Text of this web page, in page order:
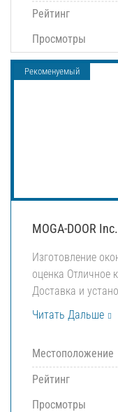
Рейтинг
Просмотры
Рекоменуемый
MOGA-DOOR
Изготовление
оценка Отличное
Доставка и
Читать Дальше
Местоположение
Рейтинг
Просмотры